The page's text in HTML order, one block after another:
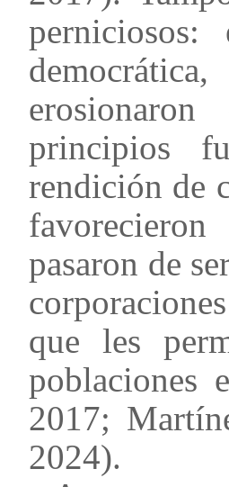
principios
rendición de
pasaron de
que les
poblaciones
2017;
2024).